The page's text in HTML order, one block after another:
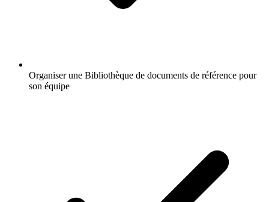
Organiser une Bibliothèque de documents de référence pour
son équipe